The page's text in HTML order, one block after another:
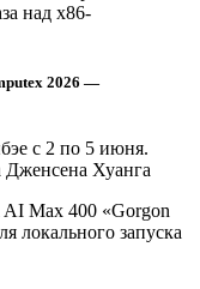
2026 —
с 2 по 5 июня.
Дженсена Хуанга